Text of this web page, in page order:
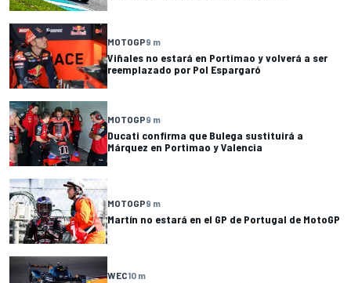
MOTOGP9 m
Viñales no estará en Portimao y volverá a ser
reemplazado por Pol Espargaró
MOTOGP9 m
Ducati confirma que Bulega sustituirá a
Márquez en Portimao y Valencia
MOTOGP9 m
Martín no estará en el GP de Portugal de MotoGP
WEC10 m